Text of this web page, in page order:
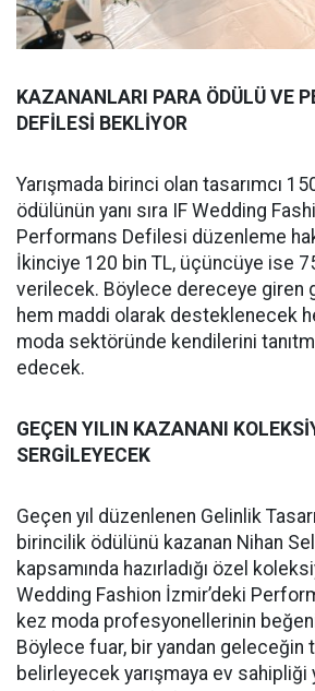
KAZANANLARI PARA ÖDÜLÜ VE
DEFİLESİ BEKLİYOR
Yarışmada birinci olan tasarımcı
ödülünün yanı sıra IF Wedding
Performans Defilesi düzenleme
İkinciye 120 bin TL, üçüncüye ise
verilecek. Böylece dereceye giren
hem maddi olarak desteklenecek
moda sektöründe kendilerini
edecek.
GEÇEN YILIN KAZANANI
SERGİLEYECEK
Geçen yıl düzenlenen Gelinlik
birincilik ödülünü kazanan Nihan
kapsamında hazırladığı özel
Wedding Fashion İzmir’deki
kez moda profesyonellerinin
Böylece fuar, bir yandan geleceğin
belirleyecek yarışmaya ev sahipliği